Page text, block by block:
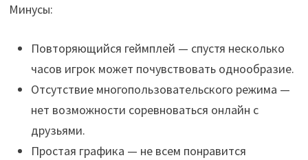
Минусы:
Повторяющийся геймплей — спустя несколько
часов игрок может почувствовать однообразие.
Отсутствие многопользовательского режима —
нет возможности соревноваться онлайн с
друзьями.
Простая графика — не всем понравится